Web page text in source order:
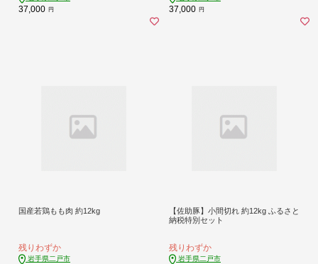
37,000 円 37,000 円
国産若鶏もも肉 約12kg
残りわずか
岩手県二戸市
【佐助豚】小間切れ 約12kg ふるさと
納税特別セット
残りわずか
岩手県二戸市